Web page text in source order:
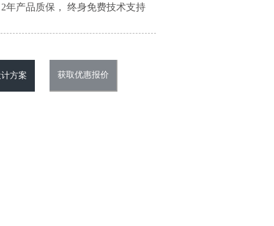
年产品质保， 终身免费技术支持
方案 获取优惠报价